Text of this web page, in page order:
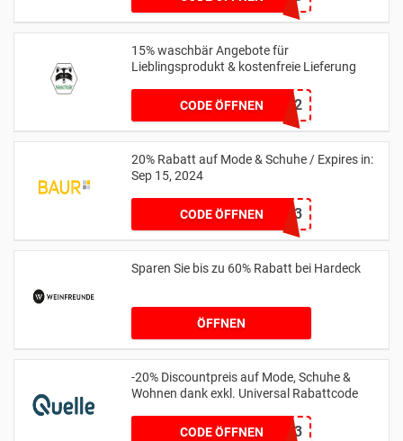
15% waschbär Angebote für
Lieblingsprodukt & kostenfreie Lieferung
CODE ÖFFNEN35H952
20% Rabatt auf Mode & Schuhe / Expires in:
Sep 15, 2024
CODE ÖFFNEN11173
Sparen Sie bis zu 60% Rabatt bei Hardeck
ÖFFNEN
-20% Discountpreis auf Mode, Schuhe &
Wohnen dank exkl. Universal Rabattcode
CODE ÖFFNEN15013